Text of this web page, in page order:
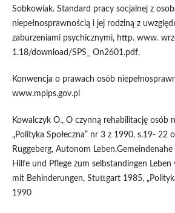
Sobkowiak. Standard pracy socjalnej z
niepełnosprawnością i jej rodziną z
zaburzeniami psychicznymi, http. www.
1.18/download/SPS_ On2601.pdf.
Konwencja o prawach osób
www.mpips.gov.pl
Kowalczyk O., O czynną rehabilitację osób
„Polityka Społeczna” nr 3 z 1990, s.19- 22
Ruggeberg, Autonom
Hilfe und Pflege zum selbstandingen
mit Behinderungen, Stuttgart 1985,
1990